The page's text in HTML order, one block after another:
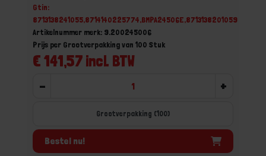
Gtin:
8713138241055,8714140225774,BMPA24506E,8713138201059
Artikelnummer merk: 9.200245006
€ 141,57 incl. BTW
Prijs per Grootverpakking van 100 Stuk
- +
Grootverpakking (100)
Bestel nu!